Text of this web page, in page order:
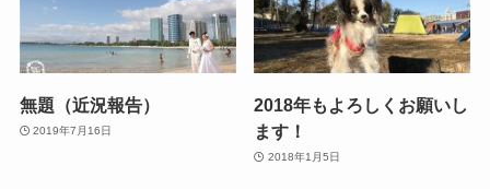
無題（近況報告）
2019年7月16日
2018年もよろしくお願いし
ます！
2018年1月5日